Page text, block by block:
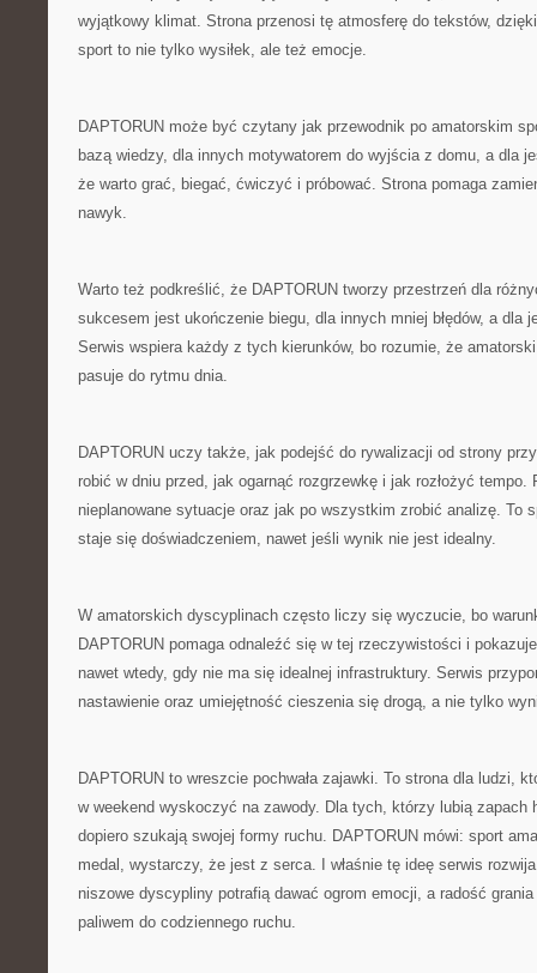
wyjątkowy klimat. Strona przenosi tę atmosferę do tekstów,
sport to nie tylko wysiłek, ale też emocje.
DAPTORUN może być czytany jak przewodnik po amatorskim
bazą wiedzy, dla innych motywatorem do wyjścia z domu, a dla
że warto grać, biegać, ćwiczyć i próbować. Strona pomaga
nawyk.
Warto też podkreślić, że DAPTORUN tworzy przestrzeń dla
sukcesem jest ukończenie biegu, dla innych mniej błędów, a dla
Serwis wspiera każdy z tych kierunków, bo rozumie, że
pasuje do rytmu dnia.
DAPTORUN uczy także, jak podejść do rywalizacji od strony
robić w dniu przed, jak ogarnąć rozgrzewkę i jak rozłożyć tempo.
nieplanowane sytuacje oraz jak po wszystkim zrobić analizę. To
staje się doświadczeniem, nawet jeśli wynik nie jest idealny.
W amatorskich dyscyplinach często liczy się wyczucie, bo
DAPTORUN pomaga odnaleźć się w tej rzeczywistości i
nawet wtedy, gdy nie ma się idealnej infrastruktury. Serwis
nastawienie oraz umiejętność cieszenia się drogą, a nie tylko
DAPTORUN to wreszcie pochwała zajawki. To strona dla ludzi,
w weekend wyskoczyć na zawody. Dla tych, którzy lubią
dopiero szukają swojej formy ruchu. DAPTORUN mówi: sport
medal, wystarczy, że jest z serca. I właśnie tę ideę serwis
niszowe dyscypliny potrafią dawać ogrom emocji, a radość
paliwem do codziennego ruchu.